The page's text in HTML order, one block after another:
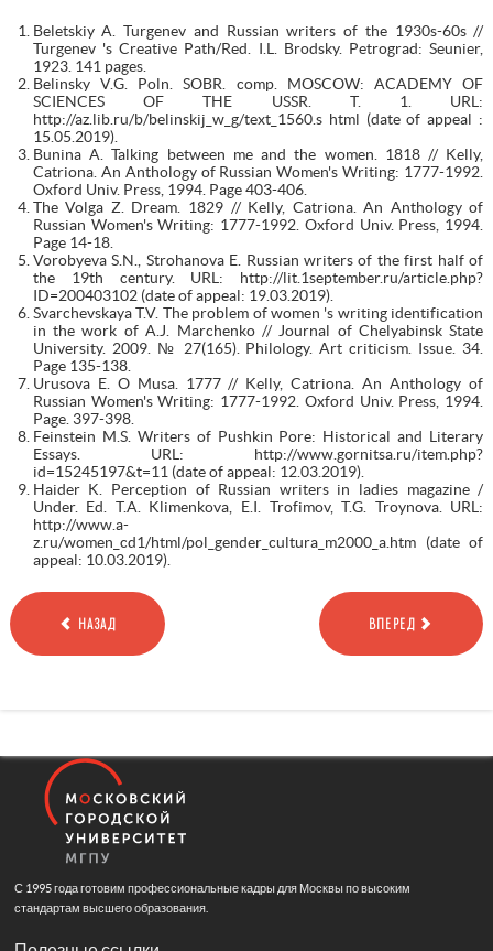
Beletskiy A. Turgenev and Russian writers of the 1930s-60s //
Turgenev 's Creative Path/Red. I.L. Brodsky. Petrograd: Seunier,
1923. 141 pages.
Belinsky V.G. Poln. SOBR. comp. MOSCOW: ACADEMY OF
SCIENCES OF THE USSR. T. 1. URL:
http://az.lib.ru/b/belinskij_w_g/text_1560.s html (date of appeal :
15.05.2019).
Bunina A. Talking between me and the women. 1818 // Kelly,
Catriona. An Anthology of Russian Women's Writing: 1777-1992.
Oxford Univ. Press, 1994. Page 403-406.
The Volga Z. Dream. 1829 // Kelly, Catriona. An Anthology of
Russian Women's Writing: 1777-1992. Oxford Univ. Press, 1994.
Page 14-18.
Vorobyeva S.N., Strohanova E. Russian writers of the first half of
the 19th century. URL: http://lit.1september.ru/article.php?
ID=200403102 (date of appeal: 19.03.2019).
Svarchevskaya T.V. The problem of women 's writing identification
in the work of A.J. Marchenko // Journal of Chelyabinsk State
University. 2009. № 27(165). Philology. Art criticism. Issue. 34.
Page 135-138.
Urusova E. O Musa. 1777 // Kelly, Catriona. An Anthology of
Russian Women's Writing: 1777-1992. Oxford Univ. Press, 1994.
Page. 397-398.
Feinstein M.S. Writers of Pushkin Pore: Historical and Literary
Essays. URL: http://www.gornitsa.ru/item.php?
id=15245197&t=11 (date of appeal: 12.03.2019).
Haider K. Perception of Russian writers in ladies magazine /
Under. Ed. T.A. Klimenkova, E.I. Trofimov, T.G. Troynova. URL:
http://www.a-
z.ru/women_cd1/html/pol_gender_cultura_m2000_a.htm (date of
appeal: 10.03.2019).
НАЗАД ВПЕРЕД
С 1995 года готовим профессиональные кадры для Москвы по высоким
стандартам высшего образования.